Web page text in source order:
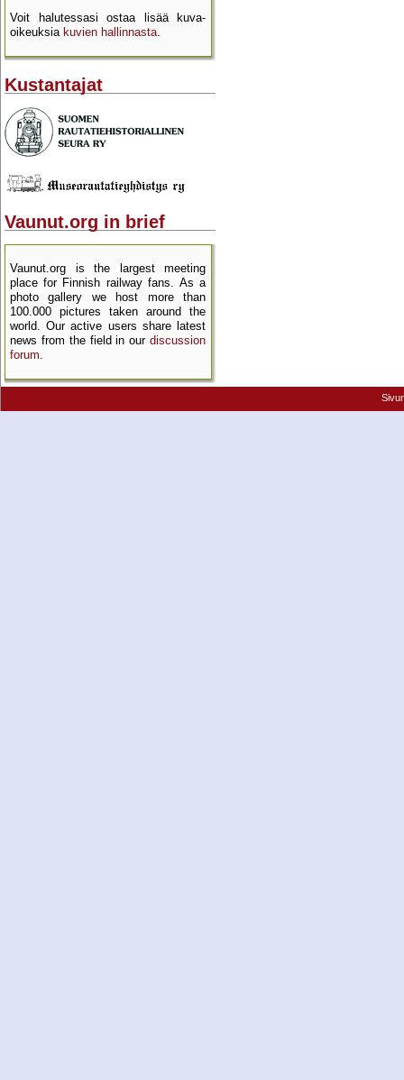
Voit halutessasi ostaa lisää kuva­
oikeuksia kuvien hallinnasta.
Kustantajat
Vaunut.org in brief
Vaunut.org is the largest meeting
place for Finnish railway fans. As a
photo gallery we host more than
100.000 pictures taken around the
world. Our active users share latest
news from the field in our discussion
forum